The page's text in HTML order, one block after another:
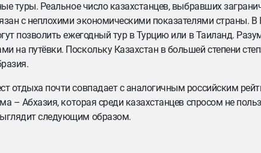
туры. Реальное число казахстанцев, выбравших
с неплохими экономическими показателями страны. В
позволить ежегодный тур в Турцию или в Таиланд.
путёвки. Поскольку Казахстан в большей степени
отдыха почти совпадает с аналогичным российским
– Абхазия, которая среди казахстанцев спросом не
следующим образом.